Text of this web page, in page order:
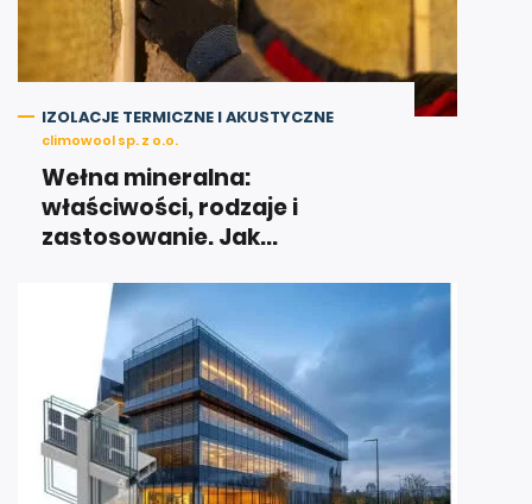
IZOLACJE TERMICZNE I AKUSTYCZNE
climowool sp. z o.o.
Wełna mineralna:
właściwości, rodzaje i
zastosowanie. Jak...